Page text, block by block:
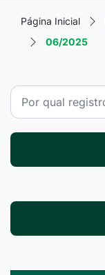
Página Inicial
06/2025